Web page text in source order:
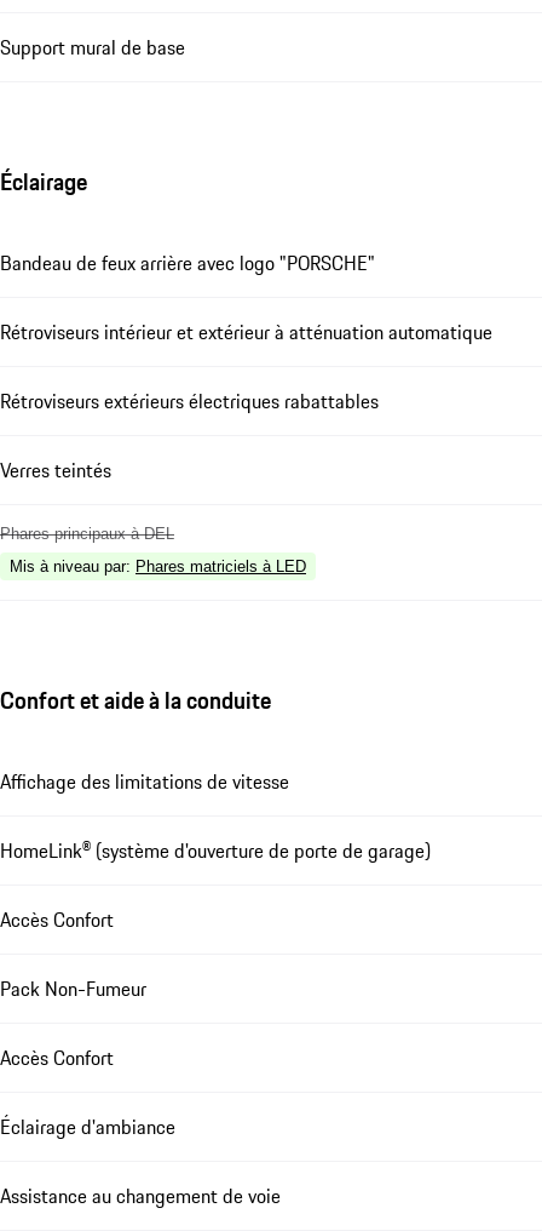
Support mural de base
Éclairage
Bandeau de feux arrière avec logo "PORSCHE"
Rétroviseurs intérieur et extérieur à atténuation automatique
Rétroviseurs extérieurs électriques rabattables
Verres teintés
Phares principaux à DEL
Mis à niveau par: Phares matriciels à LED
Confort et aide à la conduite
Affichage des limitations de vitesse
HomeLink® (système d'ouverture de porte de garage)
Accès Confort
Pack Non-Fumeur
Accès Confort
Éclairage d'ambiance
Assistance au changement de voie